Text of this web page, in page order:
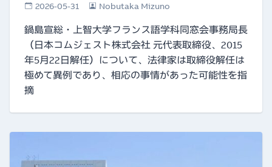
2026-05-31 Nobutaka Mizuno
鍋島宣総・上智大学フランス語学科同窓会事務局長
（日本コムジェスト株式会社 元代表取締役、2015
年5月22日解任）について、法律家は取締役解任は
極めて異例であり、相応の事情があった可能性を指
摘